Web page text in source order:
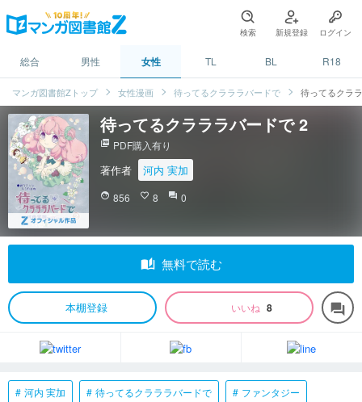
検索 新規登録 ログイン
総合 男性 女性 TL BL R18
マンガ図書館Zトップ 女性漫画 待ってるクラララバードで 待ってるクラ
待ってるクラララバードで 2
picture_as_pdf PDF購入有り
著作者 河内 実加
face 856 favorite_border 8 question_answer 0
auto_stories 無料で読む
本棚登録 いいね 8 forum
河内 実加 待ってるクラララバードで ファンタジー